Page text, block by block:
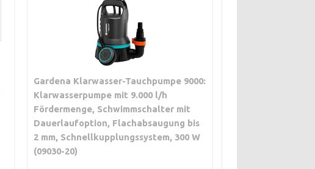
Gardena Klarwasser-Tauchpumpe 9000:
Klarwasserpumpe mit 9.000 l/h
Fördermenge, Schwimmschalter mit
Dauerlaufoption, Flachabsaugung bis
2 mm, Schnellkupplungssystem, 300 W
(09030-20)